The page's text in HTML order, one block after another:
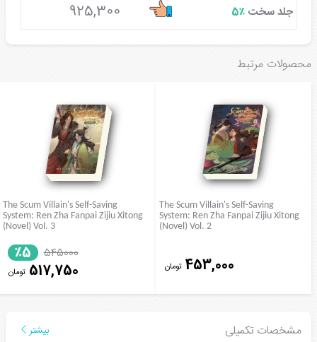
جلد سخت ٪5 925,300
محصولات مرتبط
The Scum Villain's Self-Saving
System: Ren Zha Fanpai Zijiu Xitong
(Novel) Vol. 2
453,000 تومان
The Scum Villain's Self-Saving
System: Ren Zha Fanpai Zijiu Xitong
(Novel) Vol. 3
545000
٪5
517,750 تومان
مشخصات تکمیلی بیشتر